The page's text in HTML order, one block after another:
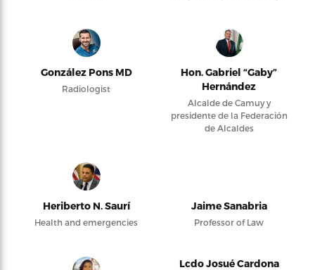
González Pons MD
Radiologist
Hon. Gabriel “Gaby”
Hernández
Alcalde de Camuy y
presidente de la Federación
de Alcaldes
Heriberto N. Saurí
Health and emergencies
Jaime Sanabria
Professor of Law
Lcdo Josué Cardona